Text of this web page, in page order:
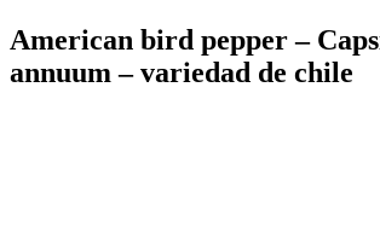
American bird pepper –
annuum – variedad de chile